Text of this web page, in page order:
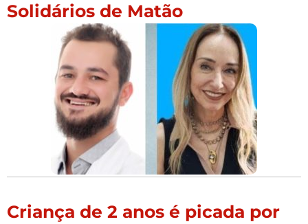
Solidários de Matão
Criança de 2 anos é picada por